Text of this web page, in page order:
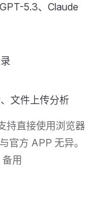
5.3、Claude
文件上传分析
持直接使用浏览器
官方 APP 无异。
用